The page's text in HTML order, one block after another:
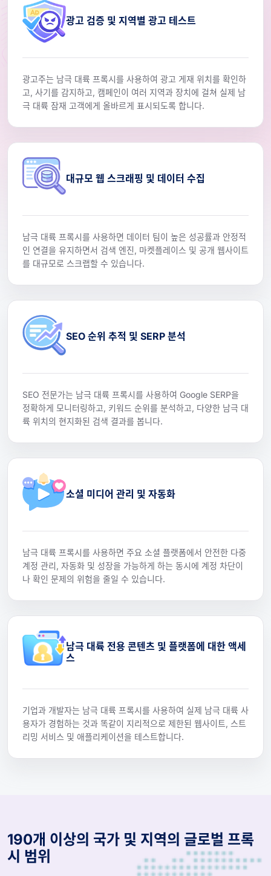
광고 검증 및 지역별 광고 테스트
광고주는 남극 대륙 프록시를 사용하여 광고 게재 위치를 확인하
고, 사기를 감지하고, 캠페인이 여러 지역과 장치에 걸쳐 실제 남
극 대륙 잠재 고객에게 올바르게 표시되도록 합니다.
대규모 웹 스크래핑 및 데이터 수집
남극 대륙 프록시를 사용하면 데이터 팀이 높은 성공률과 안정적
인 연결을 유지하면서 검색 엔진, 마켓플레이스 및 공개 웹사이트
를 대규모로 스크랩할 수 있습니다.
SEO 순위 추적 및 SERP 분석
SEO 전문가는 남극 대륙 프록시를 사용하여 Google SERP을
정확하게 모니터링하고, 키워드 순위를 분석하고, 다양한 남극 대
륙 위치의 현지화된 검색 결과를 봅니다.
소셜 미디어 관리 및 자동화
남극 대륙 프록시를 사용하면 주요 소셜 플랫폼에서 안전한 다중
계정 관리, 자동화 및 성장을 가능하게 하는 동시에 계정 차단이
나 확인 문제의 위험을 줄일 수 있습니다.
남극 대륙 전용 콘텐츠 및 플랫폼에 대한 액세
스
기업과 개발자는 남극 대륙 프록시를 사용하여 실제 남극 대륙 사
용자가 경험하는 것과 똑같이 지리적으로 제한된 웹사이트, 스트
리밍 서비스 및 애플리케이션을 테스트합니다.
190개 이상의 국가 및 지역의 글로벌 프록
시 범위